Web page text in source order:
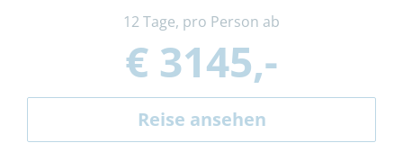
12 Tage, pro Person ab
€ 3145,-
Reise ansehen